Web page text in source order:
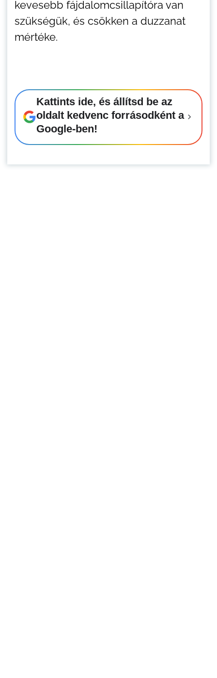
kevesebb fájdalomcsillapítóra van
szükségük, és csökken a duzzanat
mértéke.
Kattints ide, és állítsd be az
oldalt kedvenc forrásodként a
Google-ben!